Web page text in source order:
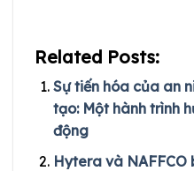
Related Posts:
Sự tiến hóa của an
tạo: Một hành trình
động
Hytera và NAFFCO